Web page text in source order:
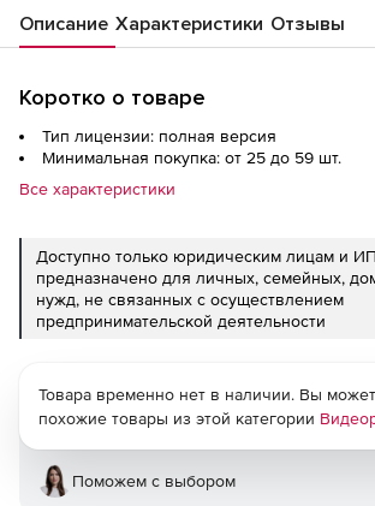
Описание Характеристики Отзывы
Коротко о товаре
Тип лицензии: полная версия
Минимальная покупка: от 25 до 59 шт.
Все характеристики
Доступно только юридическим лицам и
предназначено для личных, семейных,
нужд, не связанных с осуществлением
предпринимательской деятельности
Товара временно нет в наличии. Вы
похожие товары из этой категории
Поможем с выбором